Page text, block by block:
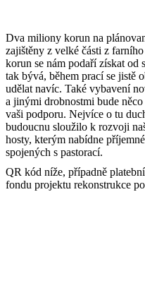
Dva miliony korun na
zajištěny z velké části z
korun se nám podaří získat od
tak bývá, během prací se jistě
udělat navíc. Také vybavení
a jinými drobnostmi bude
vaši podporu. Nejvíce o tu
budoucnu sloužilo k rozvoji
hosty, kterým nabídne
spojených s pastorací.
QR kód níže, případně
fondu projektu rekonstrukce